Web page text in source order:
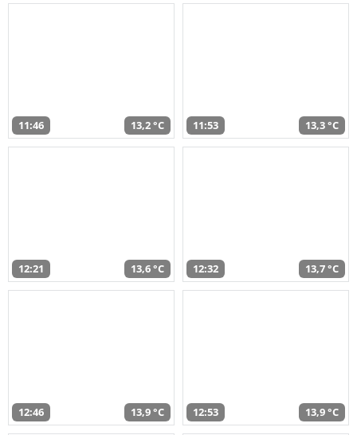
11:46 13,2 °C 11:53 13,3 °C
12:21 13,6 °C 12:32 13,7 °C
12:46 13,9 °C 12:53 13,9 °C